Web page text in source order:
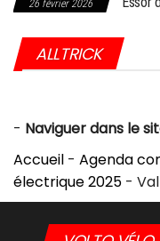
2026
ALLTRICK
- Naviguer dans le
Accueil - Agenda
électrique 2025 -